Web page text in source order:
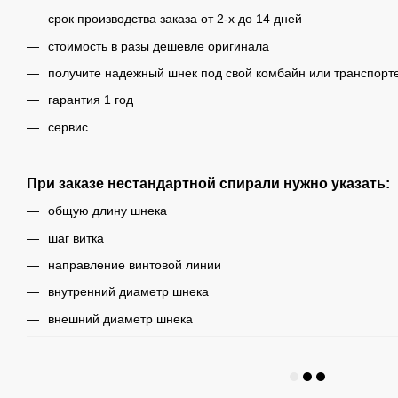
срок производства заказа от 2-х до 14 дней
стоимость в разы дешевле оригинала
получите надежный шнек под свой комбайн или
гарантия 1 год
сервис
При заказе нестандартной спирали нужно указать:
общую длину шнека
шаг витка
направление винтовой линии
внутренний диаметр шнека
внешний диаметр шнека